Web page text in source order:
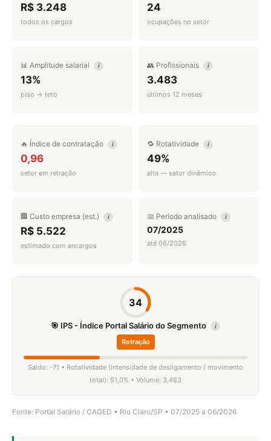
R$ 3.248
todos os cargos
24
ocupações no setor
📊 Amplitude salarial i
13%
piso → teto
👥 Profissionais i
3.483
últimos 12 meses
🔥 Índice de contratação i
0,96
setor em retração
🔁 Rotatividade i
49%
alta — setor dinâmico
🏢 Custo empresa (est.) i
R$ 5.522
estimado com encargos
📅 Período analisado i
07/2025
até 06/2026
34
🎯 IPS - Índice Portal Salário do Segmento i
Retração
Saldo: -71 • Rotatividade (intensidade de desligamento / movimento
total): 51,0% • Volume: 3.483
Fonte: Portal Salário / CAGED • Rio Claro/SP • 07/2025 a 06/2026